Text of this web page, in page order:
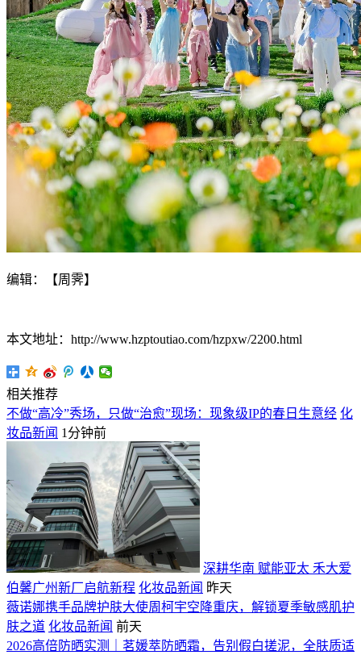
编辑：【周霁】
本文地址：http://www.hzptoutiao.com/hzpxw/2200.html
相关推荐
不做“高冷”秀场，只做“治愈”现场：现象级IP的春日生意经 化
妆品新闻 1分钟前
深耕华南 赋能亚太 禾大爱
伯馨广州新厂启航新程 化妆品新闻 昨天
薇诺娜携手品牌护肤大使周柯宇空降重庆，解锁夏季敏感肌护
肤之道 化妆品新闻 前天
2026高倍防晒实测｜茗媛萃防晒霜，告别假白搓泥，全肤质适